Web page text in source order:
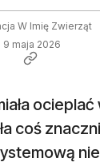
W Imię Zwierząt
9 maja 2026
coś